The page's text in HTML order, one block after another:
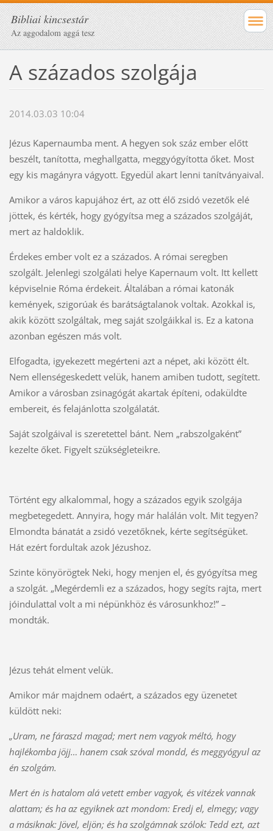
Bibliai kincsestár
Az aggodalom aggá tesz
A százados szolgája
2014.03.03 10:04
Jézus Kapernaumba ment. A hegyen sok száz ember előtt
beszélt, tanította, meghallgatta, meggyógyította őket. Most
egy kis magányra vágyott. Egyedül akart lenni tanítványaival.
Amikor a város kapujához ért, az ott élő zsidó vezetők elé
jöttek, és kérték, hogy gyógyítsa meg a százados szolgáját,
mert az haldoklik.
Érdekes ember volt ez a százados. A római seregben
szolgált. Jelenlegi szolgálati helye Kapernaum volt. Itt kellett
képviselnie Róma érdekeit. Általában a római katonák
kemények, szigorúak és barátságtalanok voltak. Azokkal is,
akik között szolgáltak, meg saját szolgáikkal is. Ez a katona
azonban egészen más volt.
Elfogadta, igyekezett megérteni azt a népet, aki között élt.
Nem ellenségeskedett velük, hanem amiben tudott, segített.
Amikor a városban zsinagógát akartak építeni, odaküldte
embereit, és felajánlotta szolgálatát.
Saját szolgáival is szeretettel bánt. Nem „rabszolgaként”
kezelte őket. Figyelt szükségleteikre.
Történt egy alkalommal, hogy a százados egyik szolgája
megbetegedett. Annyira, hogy már halálán volt. Mit tegyen?
Elmondta bánatát a zsidó vezetőknek, kérte segítségüket.
Hát ezért fordultak azok Jézushoz.
Szinte könyörögtek Neki, hogy menjen el, és gyógyítsa meg
a szolgát. „Megérdemli ez a százados, hogy segíts rajta, mert
jóindulattal volt a mi népünkhöz és városunkhoz!” –
mondták.
Jézus tehát elment velük.
Amikor már majdnem odaért, a százados egy üzenetet
küldött neki:
„Uram, ne fáraszd magad; mert nem vagyok méltó, hogy
hajlékomba jöjj… hanem csak szóval mondd, és meggyógyul az
én szolgám.
Mert én is hatalom alá vetett ember vagyok, és vitézek vannak
alattam; és ha az egyiknek azt mondom: Eredj el, elmegy; vagy
a másiknak: Jövel, eljön; és ha szolgámnak szólok: Tedd ezt, azt